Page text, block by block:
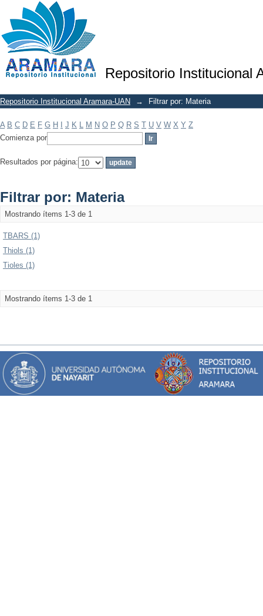
Repositorio Institucional
Filtrar por: Materia
Repositorio Institucional Aramara-UAN → Filtrar por: Materia
A B C D E F G H J K L M N O P Q R S T U V W X Y Z
Comienza por
Resultados por página:
Filtrar por: Materia
Mostrando ítems 1-3 de 1
TBARS (1)
Thiols (1)
Tioles (1)
Mostrando ítems 1-3 de 1